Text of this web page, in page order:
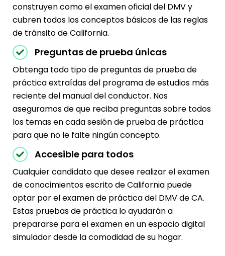
construyen como el examen oficial del DMV y
cubren todos los conceptos básicos de las reglas
de tránsito de California.
Preguntas de prueba únicas
Obtenga todo tipo de preguntas de prueba de
práctica extraídas del programa de estudios más
reciente del manual del conductor. Nos
aseguramos de que reciba preguntas sobre todos
los temas en cada sesión de prueba de práctica
para que no le falte ningún concepto.
Accesible para todos
Cualquier candidato que desee realizar el examen
de conocimientos escrito de California puede
optar por el examen de práctica del DMV de CA.
Estas pruebas de práctica lo ayudarán a
prepararse para el examen en un espacio digital
simulador desde la comodidad de su hogar.